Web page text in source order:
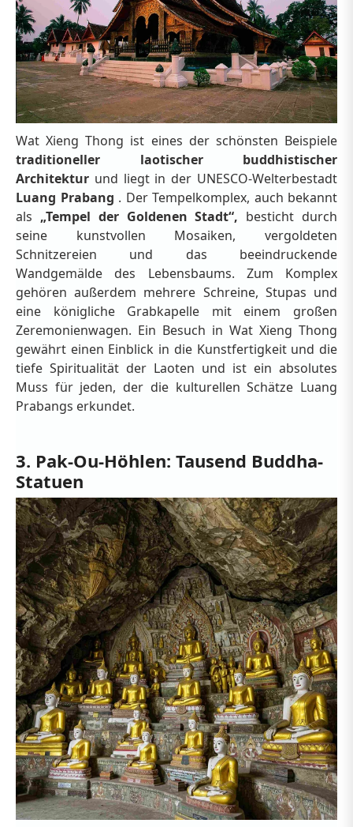
Wat Xieng Thong ist eines der schönsten Beispiele
traditioneller laotischer buddhistischer
Architektur und liegt in der UNESCO-Welterbestadt
Luang Prabang . Der Tempelkomplex, auch bekannt
als „Tempel der Goldenen Stadt“, besticht durch
seine kunstvollen Mosaiken, vergoldeten
Schnitzereien und das beeindruckende
Wandgemälde des Lebensbaums. Zum Komplex
gehören außerdem mehrere Schreine, Stupas und
eine königliche Grabkapelle mit einem großen
Zeremonienwagen. Ein Besuch in Wat Xieng Thong
gewährt einen Einblick in die Kunstfertigkeit und die
tiefe Spiritualität der Laoten und ist ein absolutes
Muss für jeden, der die kulturellen Schätze Luang
Prabangs erkundet.
3. Pak-Ou-Höhlen: Tausend Buddha-
Statuen